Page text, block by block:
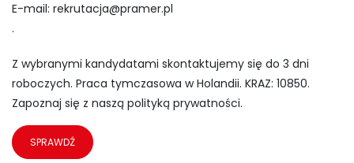
E-mail: rekrutacja@pramer.pl
.
Z wybranymi kandydatami skontaktujemy się do 3 dni
roboczych. Praca tymczasowa w Holandii. KRAZ: 10850.
Zapoznaj się z naszą polityką prywatności.
SPRAWDŹ